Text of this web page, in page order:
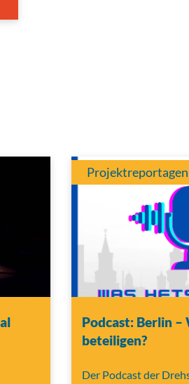
Projektreportagen
Podcast: Berlin –
beteiligen?
Der Podcast der